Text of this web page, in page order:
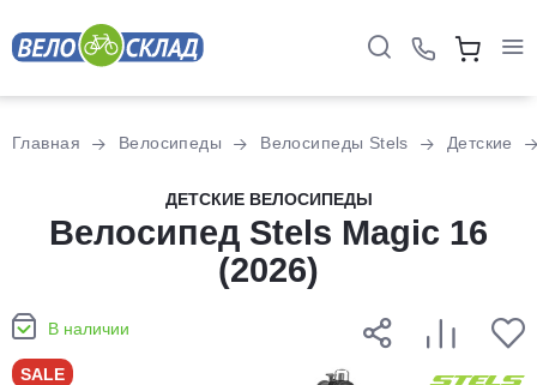
Главная Велосипеды Велосипеды Stels Детские
ДЕТСКИЕ ВЕЛОСИПЕДЫ
Велосипед Stels Magic 16
(2026)
В наличии
SALE
Разбейте
оплатуна части
без переплат
График платежей